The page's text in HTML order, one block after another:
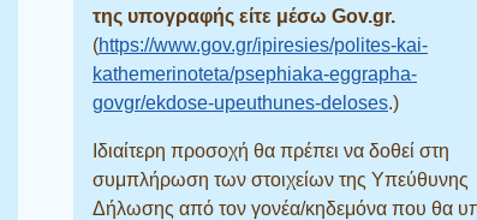
της υπογραφής είτε μέσω Gov.gr.
(https://www.gov.gr/ipiresies/polites-kai-
kathemerinoteta/psephiaka-eggrapha-
govgr/ekdose-upeuthunes-deloses.)
Ιδιαίτερη προσοχή θα πρέπει να δοθεί στη
συμπλήρωση των στοιχείων της Υπεύθυνης
Δήλωσης από τον γονέα/κηδεμόνα που θα